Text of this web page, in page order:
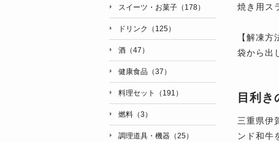
焼き用ス
【解凍方
袋から出
目利き
三重県伊
ンド和牛
スイーツ・お菓子（178）
ドリンク（125）
酒（47）
健康食品（37）
料理セット（191）
燃料（3）
調理道具・機器（25）